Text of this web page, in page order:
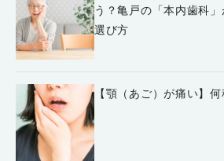
う？亀戸の「本内歯科
選び方
【顎（あご）が痛い】